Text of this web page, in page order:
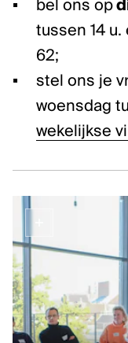
Klassieke muziek
Podiumkunsten
ONTDEK
Bibliotheek en
Publicaties
Podcasts
OVER KUNSTENPUNT
Over Kunstenpunt
bel ons op
tussen 14 u.
62;
stel ons je
woensdag
wekelijkse